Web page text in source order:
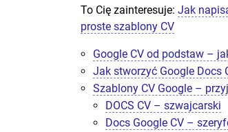
To Cię zainteresuje: Jak
proste szablony CV
Google CV od podstaw –
Jak stworzyć Google Docs
Szablony CV Google –
DOCS CV – szwajcarski
Docs Google CV –